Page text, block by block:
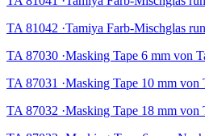
TA 81042 ·Tamiya Farb-Mischglas
TA 87030 ·Masking Tape 6 mm von
TA 87031 ·Masking Tape 10 mm von
TA 87032 ·Masking Tape 18 mm von